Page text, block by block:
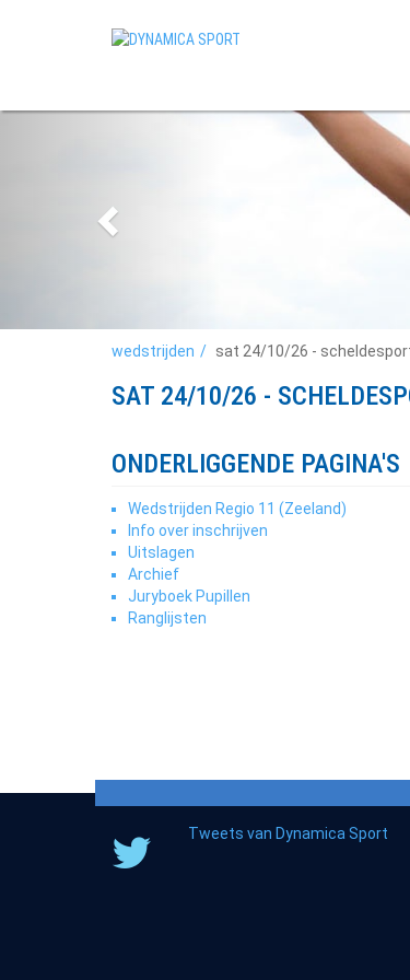
wedstrijden sat 24/10/26 -
SAT 24/10/26 -
ONDERLIGGENDE PAGINA'S
Wedstrijden Regio 11 (Zeeland)
Info over inschrijven
Uitslagen
Archief
Juryboek Pupillen
Ranglijsten
Tweets van Dynamica Sport